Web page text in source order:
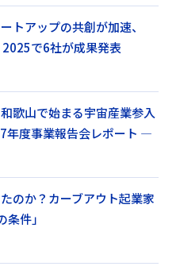
トアップの共創が加速、
で6社が成果発表
歌山で始まる宇宙産業参入
年度事業報告会レポート ―
のか？カーブアウト起業家
件」